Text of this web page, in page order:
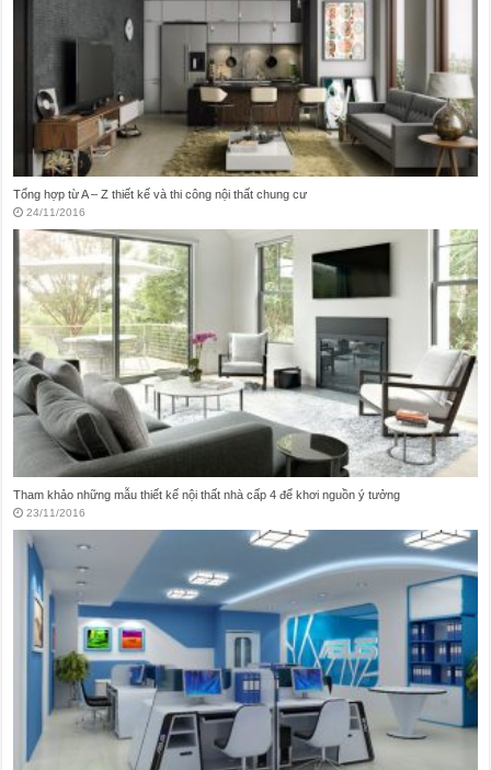
Vấn đề trong thiết kế nội thất nhà vệ sinh hay mắc phải
21/11/2016
Thiết kế thi công nội thất nhà ở theo phong cách Vintage
20/11/2016